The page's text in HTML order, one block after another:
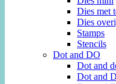
Dies met
Dies
Stamps
Stencils
Dot and DO
Dot and
Dot and